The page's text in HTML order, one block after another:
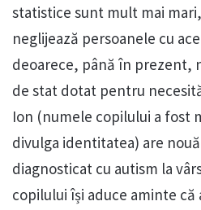
statistice sunt mult mai
neglijează persoanele cu
deoarece, până în prezent,
de stat dotat pentru
Ion (numele copilului a fost
divulga identitatea) are
diagnosticat cu autism la
copilului își aduce aminte că